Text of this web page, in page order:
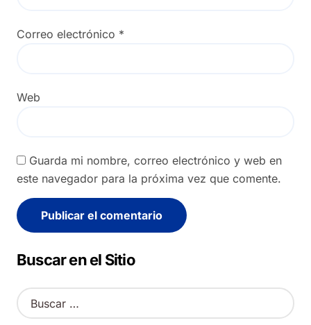
Correo electrónico *
Web
Guarda mi nombre, correo electrónico y web en
este navegador para la próxima vez que comente.
Alternative:
Buscar en el Sitio
B
u